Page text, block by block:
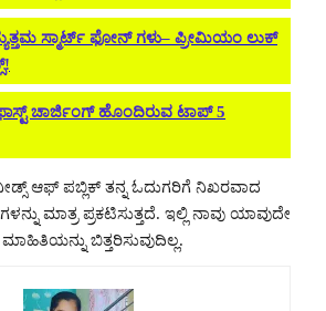
ಸ್ಮಾರ್ಟ್ ಫೋನ್ ಗಳು– ಪ್ರೀಮಿಯಂ ಲುಕ್
ಚಾರ್ಜಿಂಗ್ ಹೊಂದಿರುವ ಟಾಪ್ 5
ಆಫ್ ಪಬ್ಲಿಕ್ ತನ್ನ ಓದುಗರಿಗೆ ನಿಖರವಾದ
ಮಾತ್ರ ಪ್ರಕಟಿಸುತ್ತದೆ. ಇಲ್ಲಿ ನಾವು ಯಾವುದೇ
ಮಾಹಿತಿಯನ್ನು ಬಿತ್ತರಿಸುವುದಿಲ್ಲ.